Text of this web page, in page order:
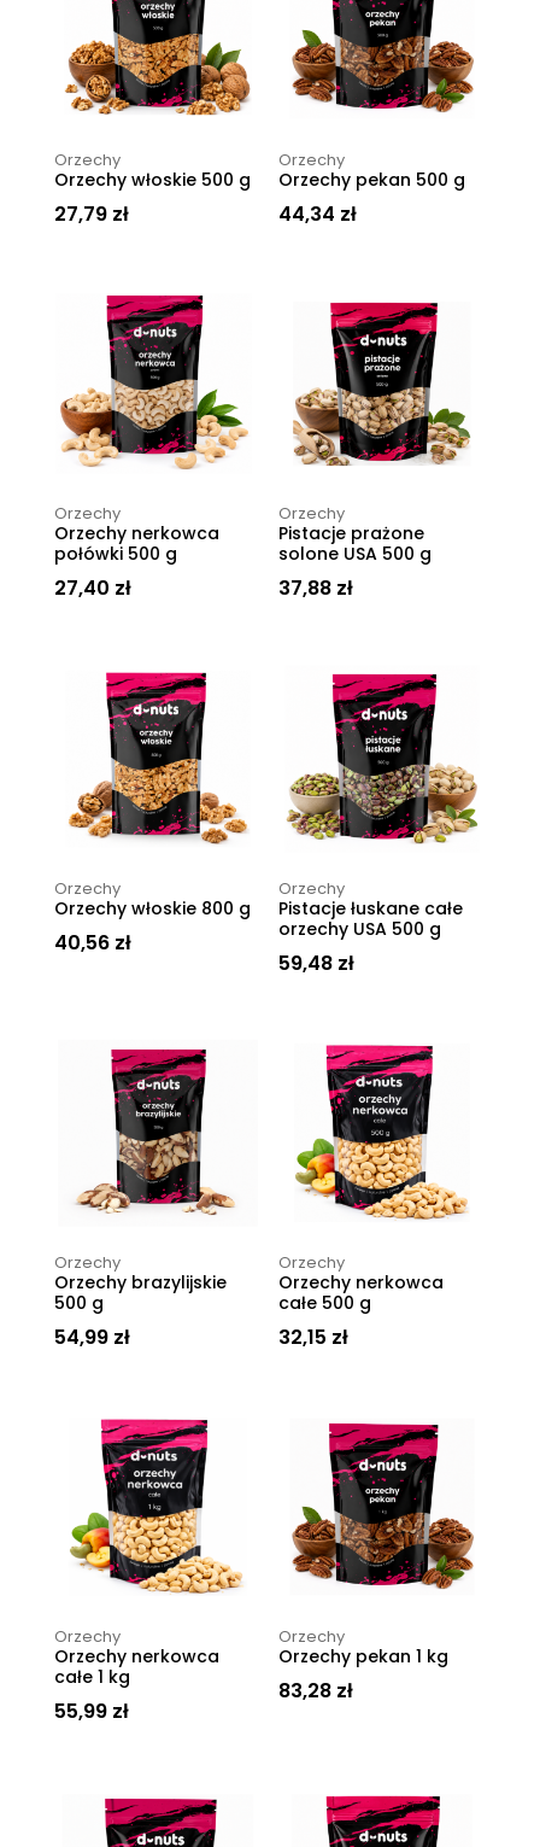
Orzechy
Orzechy włoskie 500 g
27,79 zł
Orzechy
Orzechy pekan 500 g
44,34 zł
Orzechy
Orzechy nerkowca
połówki 500 g
27,40 zł
Orzechy
Pistacje prażone
solone USA 500 g
37,88 zł
Orzechy
Orzechy włoskie 800 g
40,56 zł
Orzechy
Pistacje łuskane całe
orzechy USA 500 g
59,48 zł
Orzechy
Orzechy brazylijskie
500 g
54,99 zł
Orzechy
Orzechy nerkowca
całe 500 g
32,15 zł
Orzechy
Orzechy nerkowca
całe 1 kg
55,99 zł
Orzechy
Orzechy pekan 1 kg
83,28 zł